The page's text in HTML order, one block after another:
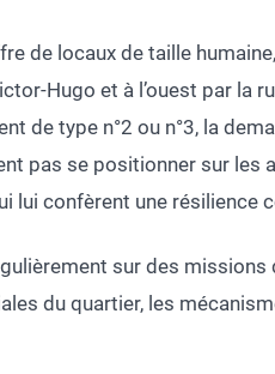
de locaux de taille
Hugo et à l’ouest par la
de type n°2 ou n°3, la
pas se positionner sur les
lui confèrent une résilience
sur des missions
du quartier, les